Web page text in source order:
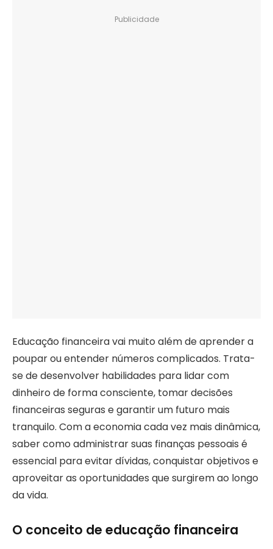
Publicidade
Educação financeira vai muito além de aprender a
poupar ou entender números complicados. Trata-
se de desenvolver habilidades para lidar com
dinheiro de forma consciente, tomar decisões
financeiras seguras e garantir um futuro mais
tranquilo. Com a economia cada vez mais dinâmica,
saber como administrar suas finanças pessoais é
essencial para evitar dívidas, conquistar objetivos e
aproveitar as oportunidades que surgirem ao longo
da vida.
O conceito de educação financeira